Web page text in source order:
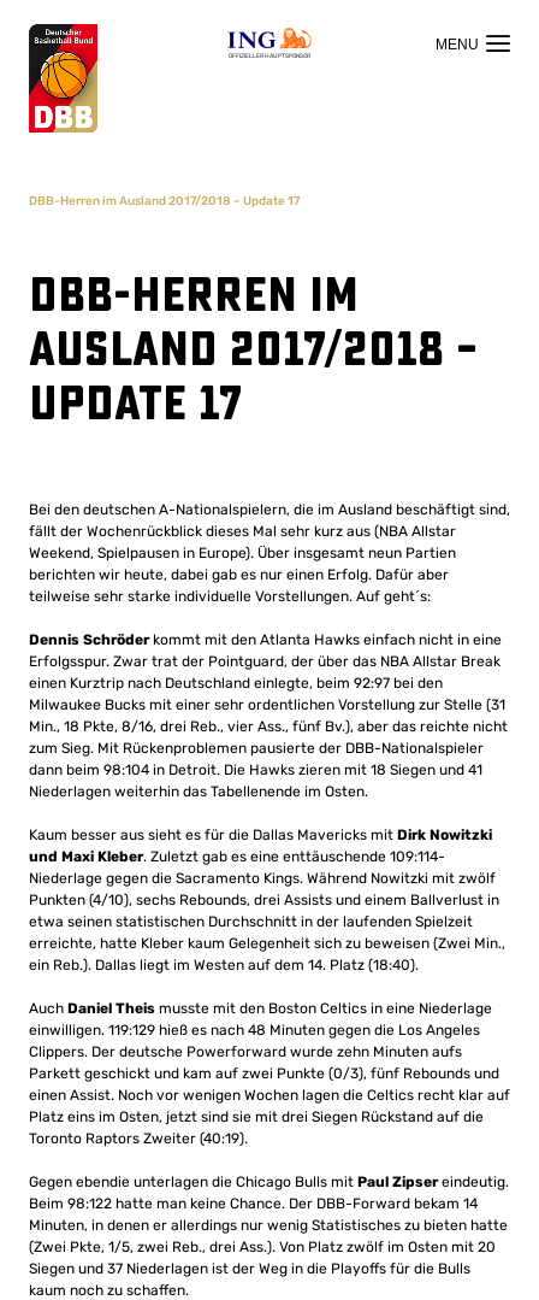
OFFIZIELLER HAUPTSPONSOR
DBB-Herren im Ausland 2017/2018 – Update 17
DBB-Herren im
Ausland 2017/2018 –
Update 17
Bei den deutschen A-Nationalspielern, die im Ausland beschäftigt sind,
fällt der Wochenrückblick dieses Mal sehr kurz aus (NBA Allstar
Weekend, Spielpausen in Europe). Über insgesamt neun Partien
berichten wir heute, dabei gab es nur einen Erfolg. Dafür aber
teilweise sehr starke individuelle Vorstellungen. Auf geht´s:
Dennis Schröderkommt mit den Atlanta Hawks einfach nicht in eine
Erfolgsspur. Zwar trat der Pointguard, der über das NBA Allstar Break
einen Kurztrip nach Deutschland einlegte, beim 92:97 bei den
Milwaukee Bucks mit einer sehr ordentlichen Vorstellung zur Stelle (31
Min., 18 Pkte, 8/16, drei Reb., vier Ass., fünf Bv.), aber das reichte nicht
zum Sieg. Mit Rückenproblemen pausierte der DBB-Nationalspieler
dann beim 98:104 in Detroit. Die Hawks zieren mit 18 Siegen und 41
Niederlagen weiterhin das Tabellenende im Osten.
Kaum besser aus sieht es für die Dallas Mavericks mit Dirk Nowitzki
und Maxi Kleber. Zuletzt gab es eine enttäuschende 109:114-
Niederlage gegen die Sacramento Kings. Während Nowitzki mit zwölf
Punkten (4/10), sechs Rebounds, drei Assists und einem Ballverlust in
etwa seinen statistischen Durchschnitt in der laufenden Spielzeit
erreichte, hatte Kleber kaum Gelegenheit sich zu beweisen (Zwei Min.,
ein Reb.). Dallas liegt im Westen auf dem 14. Platz (18:40).
Auch Daniel Theis musste mit den Boston Celtics in eine Niederlage
einwilligen. 119:129 hieß es nach 48 Minuten gegen die Los Angeles
Clippers. Der deutsche Powerforward wurde zehn Minuten aufs
Parkett geschickt und kam auf zwei Punkte (0/3), fünf Rebounds und
einen Assist. Noch vor wenigen Wochen lagen die Celtics recht klar auf
Platz eins im Osten, jetzt sind sie mit drei Siegen Rückstand auf die
Toronto Raptors Zweiter (40:19).
Gegen ebendie unterlagen die Chicago Bulls mit Paul Zipsereindeutig.
Beim 98:122 hatte man keine Chance. Der DBB-Forward bekam 14
Minuten, in denen er allerdings nur wenig Statistisches zu bieten hatte
(Zwei Pkte, 1/5, zwei Reb., drei Ass.). Von Platz zwölf im Osten mit 20
Siegen und 37 Niederlagen ist der Weg in die Playoffs für die Bulls
kaum noch zu schaffen.